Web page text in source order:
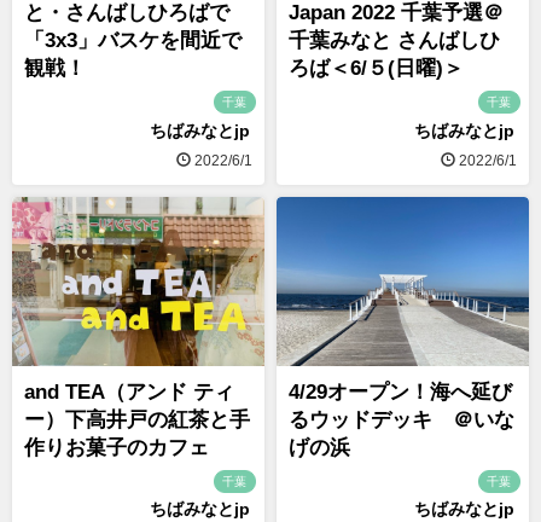
と・さんばしひろばで
「3x3」バスケを間近で
観戦！
千葉
ちばみなとjp
2022/6/1
Japan 2022 千葉予選＠
千葉みなと さんばしひ
ろば＜6/５(日曜)＞
千葉
ちばみなとjp
2022/6/1
and TEA（アンド ティ
ー）下高井戸の紅茶と手
作りお菓子のカフェ
千葉
ちばみなとjp
4/29オープン！海へ延び
るウッドデッキ ＠いな
げの浜
千葉
ちばみなとjp